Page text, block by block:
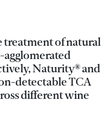
treatment of natural
agglomerated
Naturity® and
detectable TCA
different wine